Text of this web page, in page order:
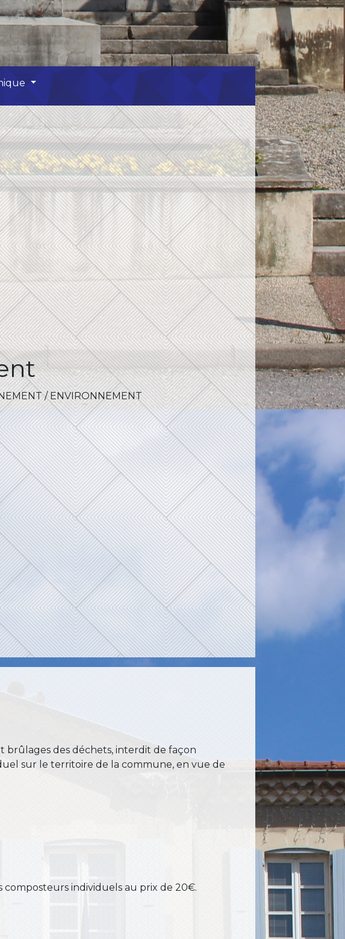
/ENVIRONNEMENT
brûlages des déchets, interdit de façon
sur le territoire de la commune, en vue de
composteurs individuels au prix de 20€.